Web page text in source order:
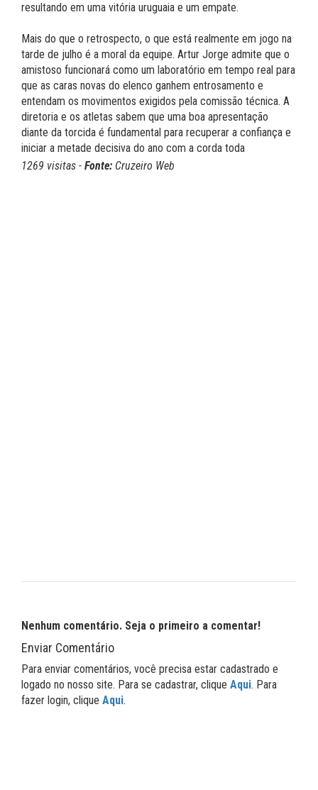
resultando em uma vitória uruguaia e um empate.
Mais do que o retrospecto, o que está realmente em jogo na
tarde de julho é a moral da equipe. Artur Jorge admite que o
amistoso funcionará como um laboratório em tempo real para
que as caras novas do elenco ganhem entrosamento e
entendam os movimentos exigidos pela comissão técnica. A
diretoria e os atletas sabem que uma boa apresentação
diante da torcida é fundamental para recuperar a confiança e
iniciar a metade decisiva do ano com a corda toda
1269 visitas - Fonte: Cruzeiro Web
Nenhum comentário. Seja o primeiro a comentar!
Enviar Comentário
Para enviar comentários, você precisa estar cadastrado e
logado no nosso site. Para se cadastrar, clique Aqui. Para
fazer login, clique Aqui.